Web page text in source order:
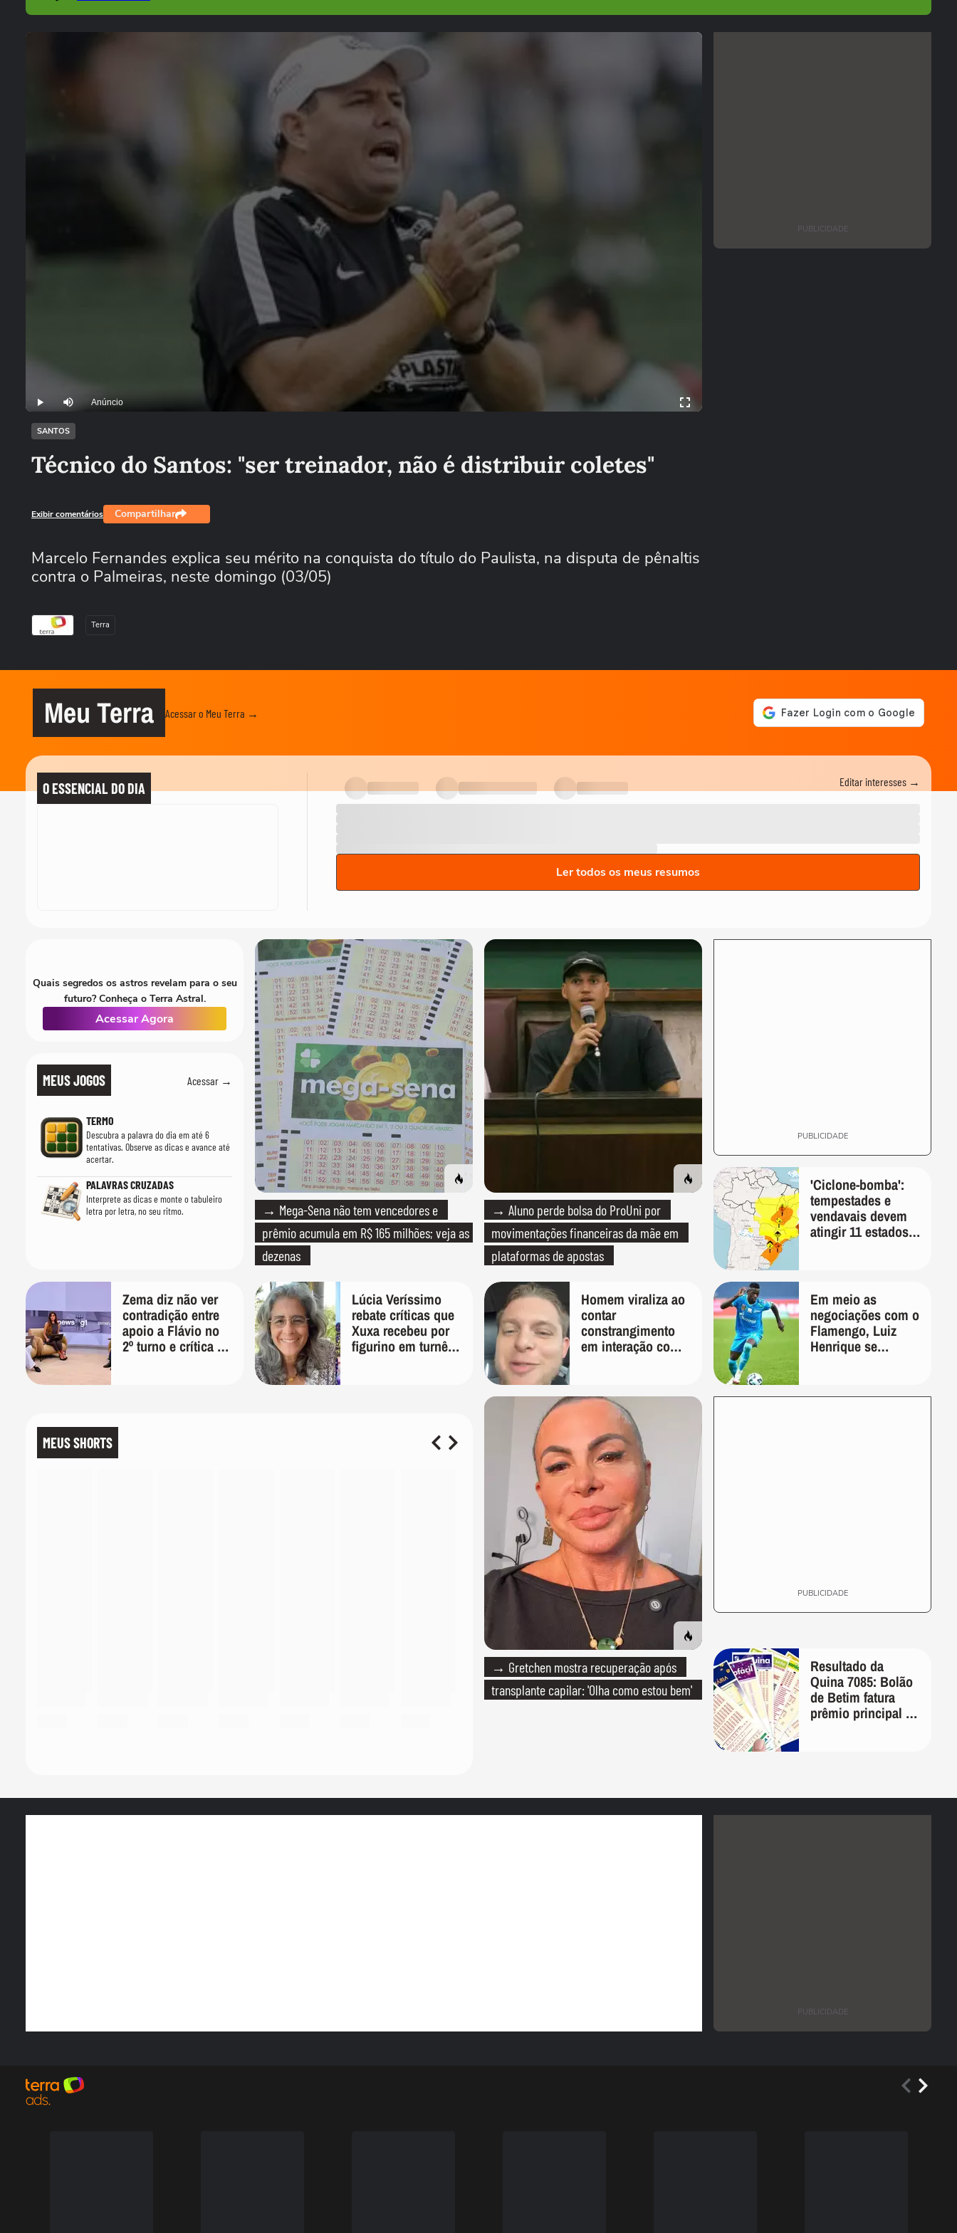
Play Mutar Anúncio
SANTOS
Técnico do Santos: "ser treinador, não é distribuir coletes"
Exibir comentários Compartilhar
Marcelo Fernandes explica seu mérito na conquista do título do Paulista, na disputa de pênaltis
contra o Palmeiras, neste domingo (03/05)
Terra
PUBLICIDADE
Meu Terra Acessar o Meu Terra →
O ESSENCIAL DO DIA Editar interesses →
Ler todos os meus resumos
MEUS JOGOS Acessar →
TERMO
Descubra a palavra do dia em até 6
tentativas. Observe as dicas e avance até
acertar.
PALAVRAS CRUZADAS
Interprete as dicas e monte o tabuleiro
letra por letra, no seu ritmo.
→ Mega-Sena não tem vencedores e
prêmio acumula em R$ 165 milhões; veja as
dezenas
→ Aluno perde bolsa do ProUni por
movimentações financeiras da mãe em
plataformas de apostas
PUBLICIDADE
→ Gretchen mostra recuperação após
transplante capilar: 'Olha como estou bem'
'Ciclone-bomba':
tempestades e
vendavais devem
atingir 11 estados
Zema diz não ver
contradição entre
apoio a Flávio no
2º turno e crítica ao
Lúcia Veríssimo
rebate críticas que
Xuxa recebeu por
figurino em turnê:
Homem viraliza ao
contar
constrangimento
em interação com
Em meio as
negociações com o
Flamengo, Luiz
Henrique se
MEUS SHORTS
PUBLICIDADE
Quais segredos os astros revelam para o seu
futuro? Conheça o Terra Astral.
Acessar Agora
Resultado da
Quina 7085: Bolão
de Betim fatura
prêmio principal de
PUBLICIDADE